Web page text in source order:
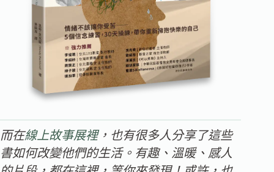
而在線上故事展裡，也有很多人分享了這些
書如何改變他們的生活。有趣、溫暖、感人